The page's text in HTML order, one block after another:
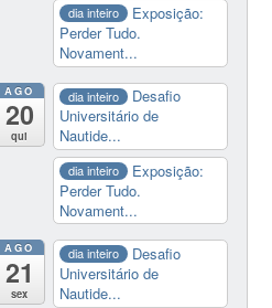
dia inteiro
Exposição:
Perder Tudo.
Novament...
AGO
20
qui
dia inteiro
Desafio
Universitário de
Nautide...
dia inteiro
Exposição:
Perder Tudo.
Novament...
AGO
21
sex
dia inteiro
Desafio
Universitário de
Nautide...